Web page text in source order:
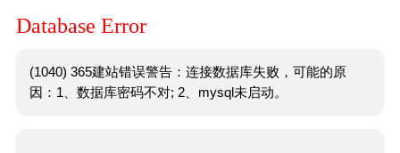
Database Error
(1040) 365建站错误警告：连接数据库失败，可能的原
因：1、数据库密码不对; 2、mysql未启动。